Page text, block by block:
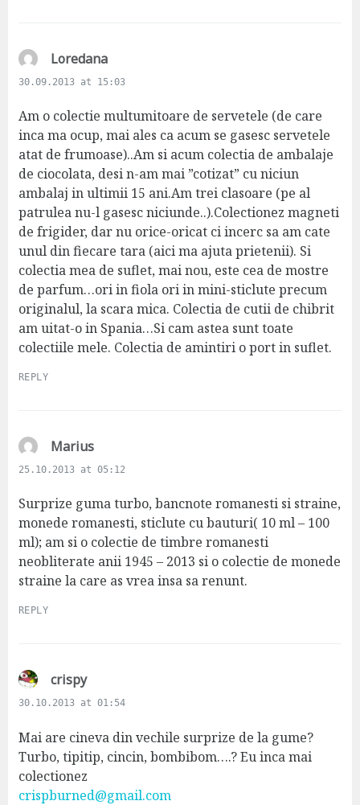
Loredanas
a
s
:
30.09.2013 at 15:03
Am o colectie multumitoare de servetele (de care
inca ma ocup, mai ales ca acum se gasesc servetele
atat de frumoase)..Am si acum colectia de ambalaje
de ciocolata, desi n-am mai ”cotizat” cu niciun
ambalaj in ultimii 15 ani.Am trei clasoare (pe al
patrulea nu-l gasesc niciunde..).Colectionez magneti
de frigider, dar nu orice-oricat ci incerc sa am cate
unul din fiecare tara (aici ma ajuta prietenii). Si
colectia mea de suflet, mai nou, este cea de mostre
de parfum…ori in fiola ori in mini-sticlute precum
originalul, la scara mica. Colectia de cutii de chibrit
am uitat-o in Spania…Si cam astea sunt toate
colectiile mele. Colectia de amintiri o port in suflet.
REPLY
Mariuss
a
s
:
25.10.2013 at 05:12
Surprize guma turbo, bancnote romanesti si straine,
monede romanesti, sticlute cu bauturi( 10 ml – 100
ml); am si o colectie de timbre romanesti
neobliterate anii 1945 – 2013 si o colectie de monede
straine la care as vrea insa sa renunt.
REPLY
crispys
a
s
:
30.10.2013 at 01:54
Mai are cineva din vechile surprize de la gume?
Turbo, tipitip, cincin, bombibom….? Eu inca mai
colectionez
crispburned@gmail.com